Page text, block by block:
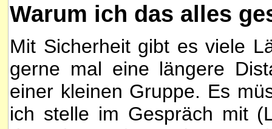
Warum ich das alles
Mit Sicherheit gibt es viele
gerne mal eine längere
einer kleinen Gruppe. Es
ich stelle im Gespräch mit